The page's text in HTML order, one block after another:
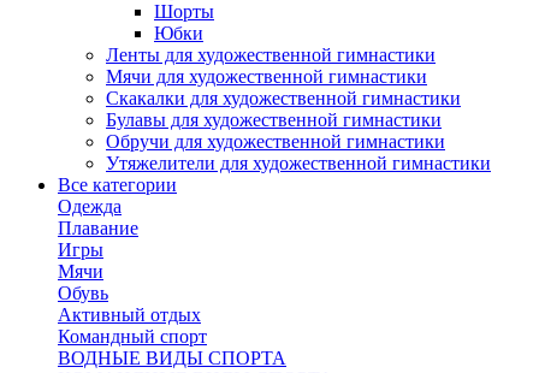
Шорты
Юбки
Ленты для художественной гимнастики
Мячи для художественной гимнастики
Скакалки для художественной гимнастики
Булавы для художественной гимнастики
Обручи для художественной гимнастики
Утяжелители для художественной гимнастики
Все категории
Одежда
Плавание
Игры
Мячи
Обувь
Активный отдых
Командный спорт
ВОДНЫЕ ВИДЫ СПОРТА